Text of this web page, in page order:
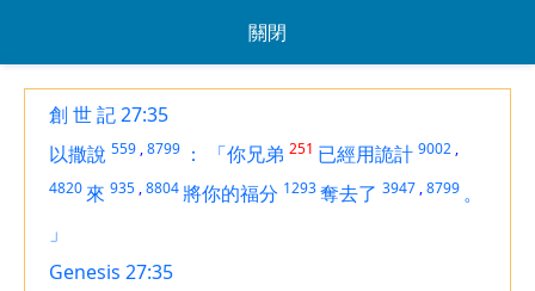
關閉
創 世 記 27:35
以撒說 559 ,8799 ： 「你兄弟 251 已經用詭計 9002 ,
4820 來 935 ,8804 將你的福分 1293奪去了 3947 ,8799 。
」
Genesis 27:35